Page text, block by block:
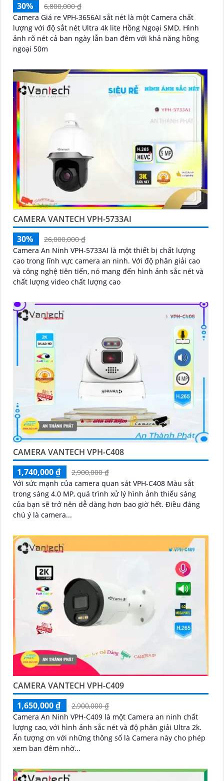
30%
6,800,000 ₫
Camera Giá re VPH-3656AI sắt nét là một Camera chất
lượng với độ sắt nét Ultra 4k lite Hồng Ngoại SMD. Hình
ảnh rõ nét cả ban ngày lẫn ban đêm với khả năng hồng
ngoại 50m
CAMERA VANTECH VPH-5733AI
30%
26,000,000 ₫
Camera An Ninh VPH-5733AI là một thiết bị chất lượng
cao trong lĩnh vực camera an ninh. Với độ phân giải cao
và công nghệ tiên tiến, nó mang đến hình ảnh sắc nét và
chất lượng video chất lượng cao
CAMERA VANTECH VPH-C408
1,740,000 ₫
2,900,000 ₫
Với sức mạnh của camera quan sát VPH-C408 Màu sắt
trong sáng 4.0 MP, quá trình xử lý hình ảnh thiếu sáng
của bạn sẽ trở nên dễ dàng hơn bao giờ hết. Điều đáng
chú ý là camera...
CAMERA VANTECH VPH-C409
1,650,000 ₫
2,900,000 ₫
Camera An Ninh VPH-C409 là một Camera an ninh chất
lượng cao, với hình ảnh sắc nét và độ phân giải Ultra 2k.
Ấn tượng ơn với những thông số là Camera này cho phép
xem ban đêm nhờ...